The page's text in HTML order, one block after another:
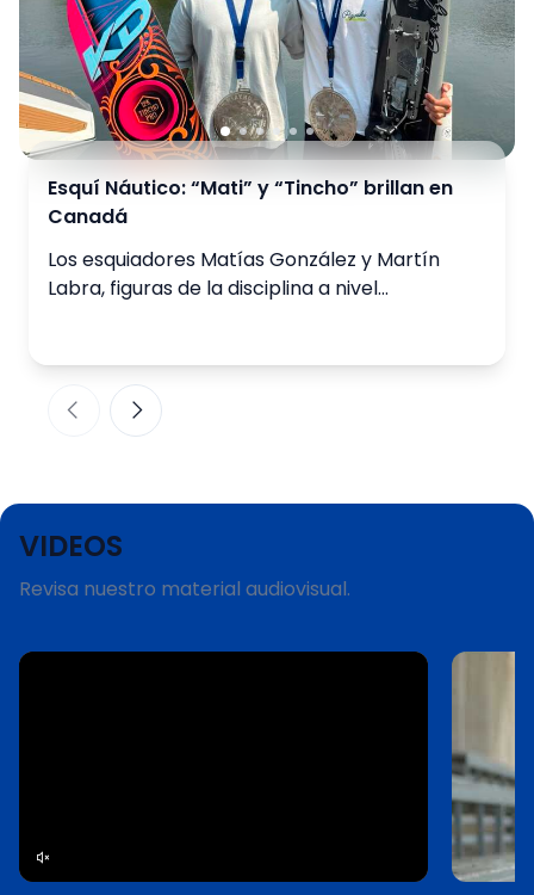
Esquí Náutico: “Mati” y “Tincho” brillan en
Canadá
Los esquiadores Matías González y Martín
Labra, figuras de la disciplina a nivel
mundial. “Mati” fue subcampeón con 12.790
puntos, mientras que “Tincho” remató tercero
con 12.210. El campeón fue el estadounidense
VIDEOS
Revisa nuestro material audiovisual.